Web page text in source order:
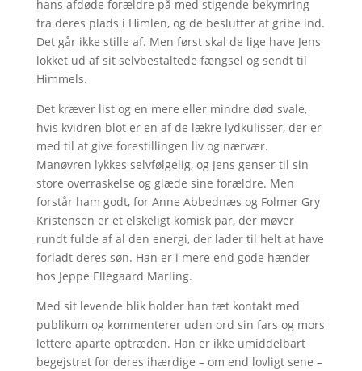
hans afdøde forældre på med stigende bekymring
fra deres plads i Himlen, og de beslutter at gribe ind.
Det går ikke stille af. Men først skal de lige have Jens
lokket ud af sit selvbestaltede fængsel og sendt til
Himmels.
Det kræver list og en mere eller mindre død svale,
hvis kvidren blot er en af de lækre lydkulisser, der er
med til at give forestillingen liv og nærvær.
Manøvren lykkes selvfølgelig, og Jens genser til sin
store overraskelse og glæde sine forældre. Men
forstår ham godt, for Anne Abbednæs og Folmer Gry
Kristensen er et elskeligt komisk par, der møver
rundt fulde af al den energi, der lader til helt at have
forladt deres søn. Han er i mere end gode hænder
hos Jeppe Ellegaard Marling.
Med sit levende blik holder han tæt kontakt med
publikum og kommenterer uden ord sin fars og mors
lettere aparte optræden. Han er ikke umiddelbart
begejstret for deres ihærdige – om end lovligt sene –